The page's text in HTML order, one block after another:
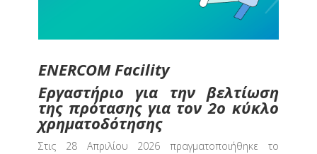
ENERCOM Facility
Εργαστήριο για την βελτίωση
της πρότασης για τον 2ο κύκλο
χρηματοδότησης
Στις 28 Απριλίου 2026 πραγματοποιήθηκε το